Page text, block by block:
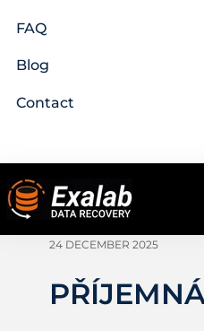
FAQ
Blog
Contact
24 DECEMBER 2025